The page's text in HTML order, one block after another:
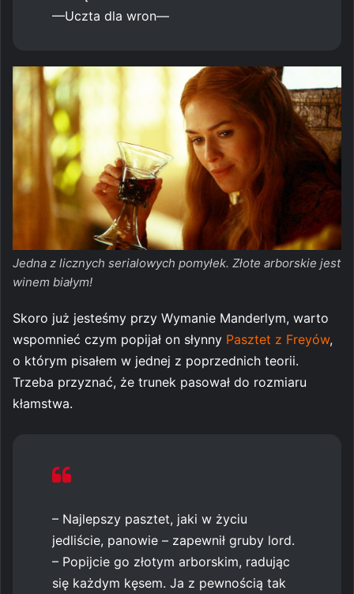
—Uczta dla wron—
Jedna z licznych serialowych pomyłek. Złote arborskie jest
winem białym!
Skoro już jesteśmy przy Wymanie Manderlym, warto
wspomnieć czym popijał on słynny Pasztet z Freyów,
o którym pisałem w jednej z poprzednich teorii.
Trzeba przyznać, że trunek pasował do rozmiaru
kłamstwa.
– Najlepszy pasztet, jaki w życiu
jedliście, panowie – zapewnił gruby lord.
– Popijcie go złotym arborskim, radując
się każdym kęsem. Ja z pewnością tak